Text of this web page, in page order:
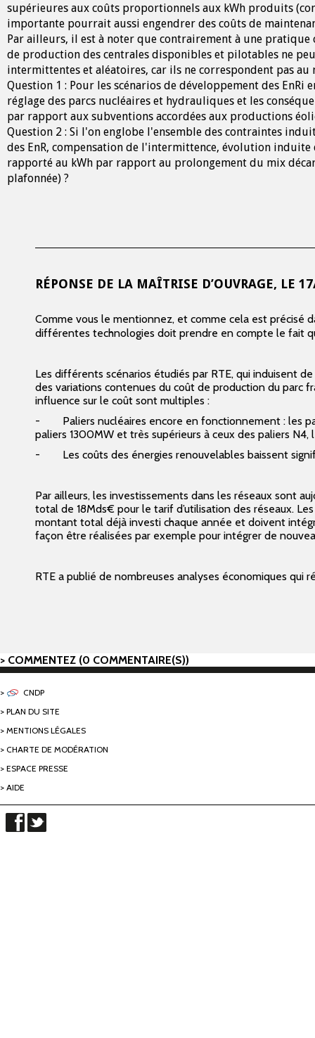
supérieures aux coûts proportionnels aux kWh produits
importante pourrait aussi engendrer des coûts de
Par ailleurs, il est à noter que contrairement à une
de production des centrales disponibles et pilotables ne
intermittentes et aléatoires, car ils ne correspondent pas au
Question 1 : Pour les scénarios de développement des
réglage des parcs nucléaires et hydrauliques et les
par rapport aux subventions accordées aux productions
Question 2 : Si l'on englobe l'ensemble des contraintes
des EnR, compensation de l'intermittence, évolution
rapporté au kWh par rapport au prolongement du mix
plafonnée) ?
RÉPONSE DE LA MAÎTRISE D’OUVRAGE, LE
Comme vous le mentionnez, et comme cela est précisé
différentes technologies doit prendre en compte le fait
Les différents scénarios étudiés par RTE, qui induisent
des variations contenues du coût de production du parc
influence sur le coût sont multiples :
- Paliers nucléaires encore en fonctionnement : les
paliers 1300MW et très supérieurs à ceux des paliers
- Les coûts des énergies renouvelables baissent
Par ailleurs, les investissements dans les réseaux sont
total de 18Mds€ pour le tarif d’utilisation des réseaux.
montant total déjà investi chaque année et doivent
façon être réalisées par exemple pour intégrer de
RTE a publié de nombreuses analyses économiques qui
COMMENTEZ (0 COMMENTAIRE(S))
CNDP
PLAN DU SITE
MENTIONS LÉGALES
CHARTE DE MODÉRATION
ESPACE PRESSE
AIDE